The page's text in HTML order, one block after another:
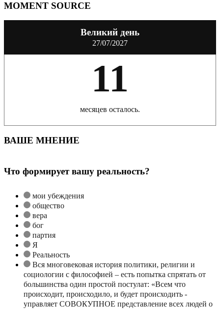
MOMENT SOURCE
Великий день
27/07/2027
11
месяцев осталось.
ВАШЕ МНЕНИЕ
Что формирует вашу реальность?
мои убеждения
общество
вера
бог
партия
Я
Реальность
Вся многовековая история политики, религии и
социологии с философией – есть попытка спрятать от
большинства один простой постулат: «Всем что
происходит, происходило, и будет происходить -
управляет СОВОКУПНОЕ представление всех людей о